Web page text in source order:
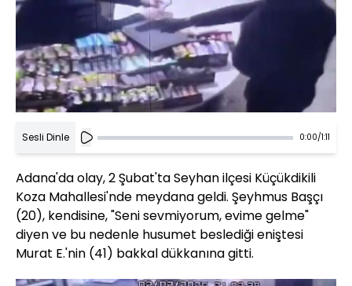
Sesli Dinle 0:00/1:11
Adana'da olay, 2 Şubat'ta Seyhan ilçesi Küçükdikili
Koza Mahallesi'nde meydana geldi. Şeyhmus Başçı
(20), kendisine, "Seni sevmiyorum, evime gelme"
diyen ve bu nedenle husumet beslediği eniştesi
Murat E.'nin (41) bakkal dükkanına gitti.